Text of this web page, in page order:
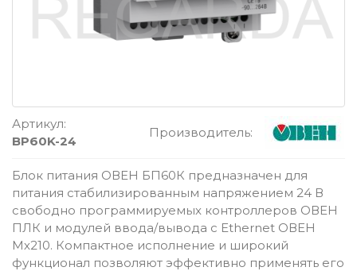
Артикул:
BP60K-24
Производитель:
Блок питания ОВЕН БП60К предназначен для
питания стабилизированным напряжением 24 В
свободно программируемых контроллеров ОВЕН
ПЛК и модулей ввода/вывода с Ethernet ОВЕН
Мх210. Компактное исполнение и широкий
функционал позволяют эффективно применять его